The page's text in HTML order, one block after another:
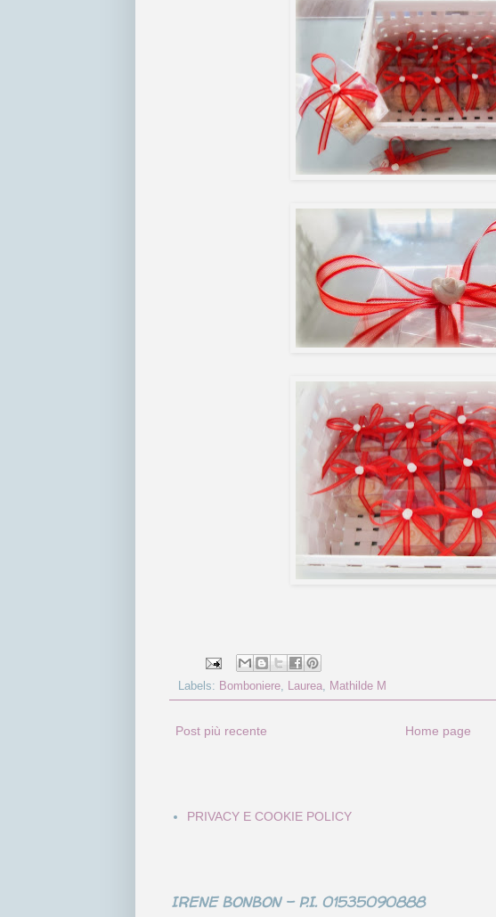
Labels: Bomboniere, Laurea, Mathilde M
Post più recente Home page
PRIVACY E COOKIE POLICY
IRENE BONBON - P.I. 01535090888